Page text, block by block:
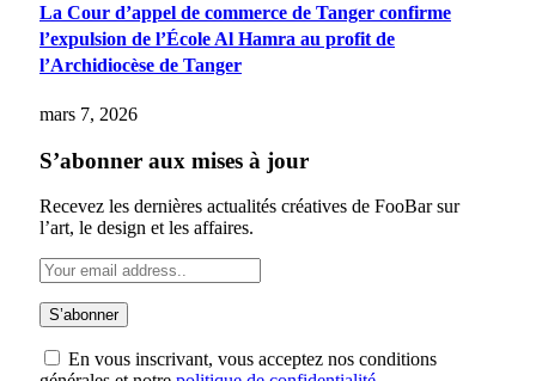
La Cour d’appel de commerce de Tanger confirme
l’expulsion de l’École Al Hamra au profit de
l’Archidiocèse de Tanger
mars 7, 2026
S’abonner aux mises à jour
Recevez les dernières actualités créatives de FooBar sur
l’art, le design et les affaires.
En vous inscrivant, vous acceptez nos conditions